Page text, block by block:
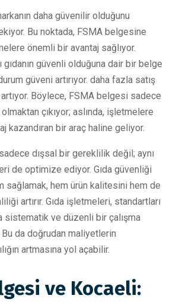
daha güvenilir olduğunu
Bu noktada, FSMA belgesine
önemli bir avantaj sağlıyor.
gıdanın güvenli olduğuna dair bir belge
güveni artırıyor. daha fazla satış
artıyor. Böylece, FSMA belgesi sadece
çıkıyor; aslında, işletmelere
kazandıran bir araç haline geliyor.
dışsal bir gereklilik değil; aynı
de optimize ediyor. Gıda güvenliği
sağlamak, hem ürün kalitesini hem de
artırır. Gıda işletmeleri, standartları
sistematik ve düzenli bir çalışma
Bu da doğrudan maliyetlerin
artmasına yol açabilir.
ve Kocaeli: